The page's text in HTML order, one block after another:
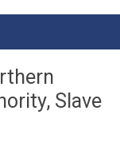
Slave